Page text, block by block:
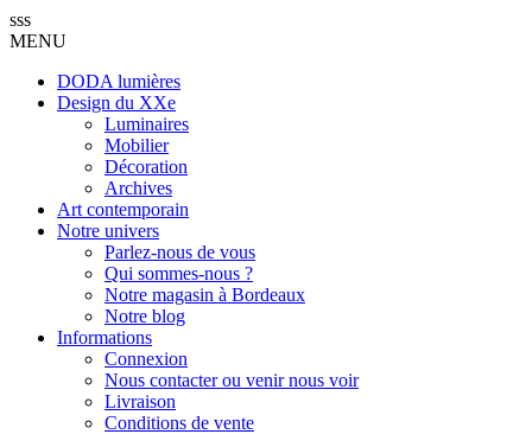
sss
MENU
DODA lumières
Design du XXe
Luminaires
Mobilier
Décoration
Archives
Art contemporain
Notre univers
Parlez-nous de vous
Qui sommes-nous ?
Notre magasin à Bordeaux
Notre blog
Informations
Connexion
Nous contacter ou venir nous voir
Livraison
Conditions de vente